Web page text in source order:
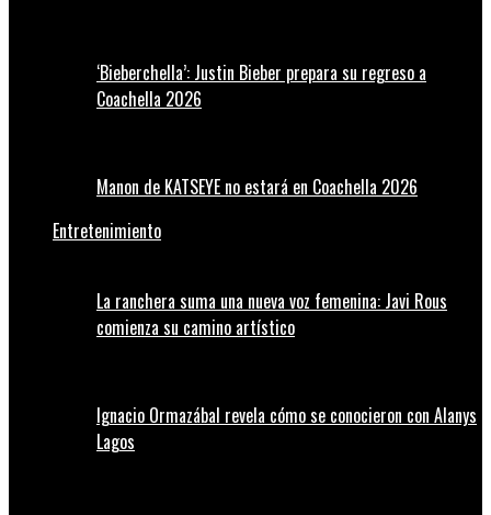
‘Bieberchella’: Justin Bieber prepara su regreso a
Coachella 2026
Manon de KATSEYE no estará en Coachella 2026
Entretenimiento
La ranchera suma una nueva voz femenina: Javi Rous
comienza su camino artístico
Ignacio Ormazábal revela cómo se conocieron con Alanys
Lagos